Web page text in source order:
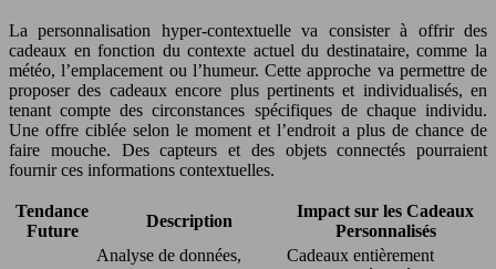
La personnalisation hyper-contextuelle va consister à offrir des
cadeaux en fonction du contexte actuel du destinataire, comme la
météo, l’emplacement ou l’humeur. Cette approche va permettre de
proposer des cadeaux encore plus pertinents et individualisés, en
tenant compte des circonstances spécifiques de chaque individu.
Une offre ciblée selon le moment et l’endroit a plus de chance de
faire mouche. Des capteurs et des objets connectés pourraient
fournir ces informations contextuelles.
Tendance
Future
Description
Impact sur les Cadeaux
Personnalisés
Analyse de données,
Cadeaux entièrement